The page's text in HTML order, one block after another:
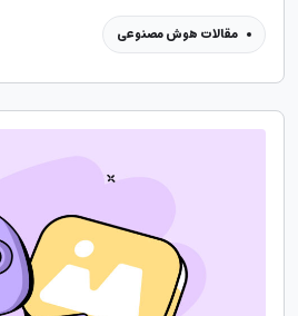
مقالات هوش مصنوعی